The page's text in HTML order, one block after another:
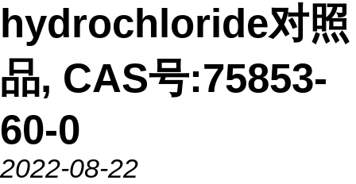
hydrochloride对照
品, CAS号:75853-
60-0
2022-08-22